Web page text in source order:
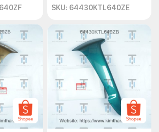
SKU: 64430KTL640ZE